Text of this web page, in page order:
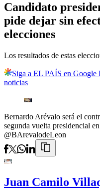
Candidato
pide dejar sin
elecciones
Los resultados de estas
Siga a EL PAÍS en Google
noticias
Bernardo Arévalo será el
segunda vuelta presidencial
@BArevalodeLeon
Juan Camilo